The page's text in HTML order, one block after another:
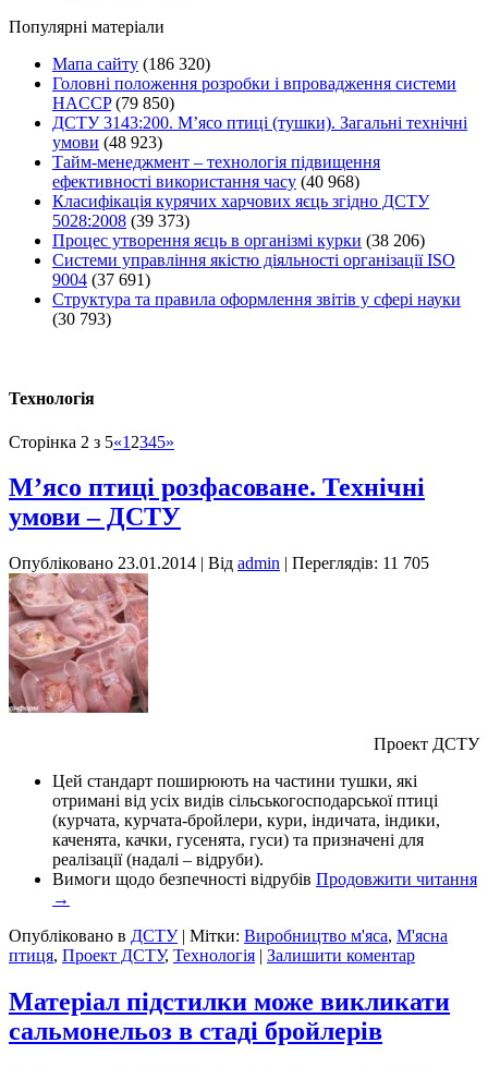
Популярні матеріали
Мапа сайту (186 320)
Головні положення розробки і впровадження системи
HACCP(79 850)
ДСТУ 3143:200. М’ясо птиці (тушки). Загальні технічні
умови (48 923)
Тайм-менеджмент – технологія підвищення
ефективності використання часу (40 968)
Класифікація курячих харчових яєць згідно ДСТУ
5028:2008 (39 373)
Процес утворення яєць в організмі курки (38 206)
Системи управління якістю діяльності організації ISO
9004 (37 691)
Структура та правила оформлення звітів у сфері науки
(30 793)
Технологія
Сторінка 2 з 5«1 2345»
М’ясо птиці розфасоване. Технічні
умови – ДСТУ
Опубліковано 23.01.2014 | Від admin | Переглядів: 11 705
Проект ДСТУ
Цей стандарт поширюють на частини тушки, які
отримані від усіх видів сільськогосподарської птиці
(курчата, курчата-бройлери, кури, індичата, індики,
каченята, качки, гусенята, гуси) та призначені для
реалізації (надалі – відруби).
Вимоги щодо безпечності відрубів Продовжити читання
→
Опубліковано в ДСТУ| Мітки: Виробництво м'яса, М'ясна
птиця, Проект ДСТУ, Технологія | Залишити коментар
Матеріал підстилки може викликати
сальмонельоз в стаді бройлерів